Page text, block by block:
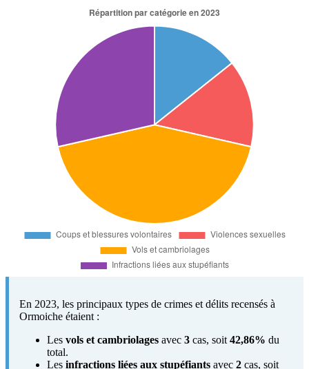
En 2023, les principaux types de crimes et délits recensés à
Ormoiche étaient :
Les vols et cambriolages avec 3 cas, soit 42,86% du
total.
Les infractions liées aux stupéfiants avec 2 cas, soit